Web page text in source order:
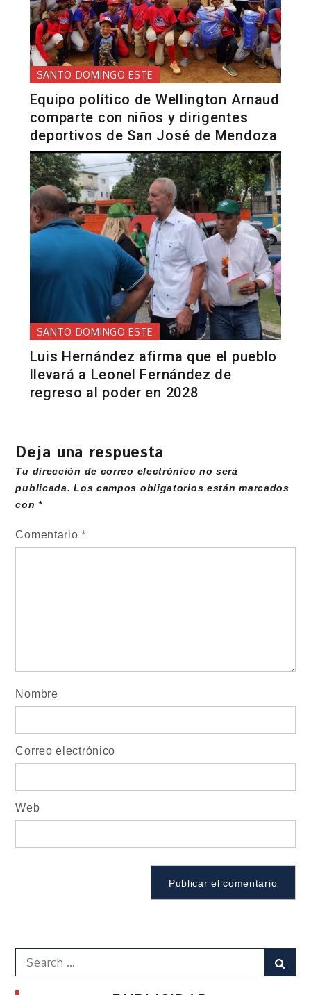
SANTO DOMINGO ESTE
Equipo político de Wellington Arnaud
comparte con niños y dirigentes
deportivos de San José de Mendoza
SANTO DOMINGO ESTE
Luis Hernández afirma que el pueblo
llevará a Leonel Fernández de
regreso al poder en 2028
Deja una respuesta
Tu dirección de correo electrónico no será
publicada. Los campos obligatorios están marcados
con*
Comentario*
Nombre
Correo electrónico
Web
Search
for: